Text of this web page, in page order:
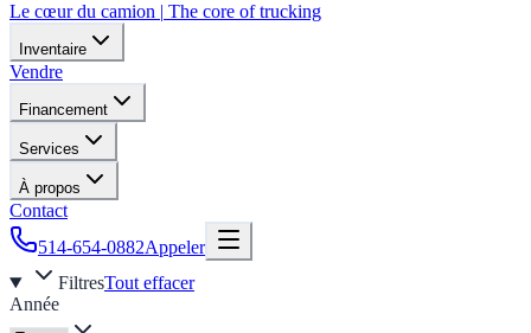
Le cœur du camion | The core of trucking
Inventaire
Vendre
Financement
Services
À propos
Contact
514-654-0882Appeler
FiltresTout effacer
Année